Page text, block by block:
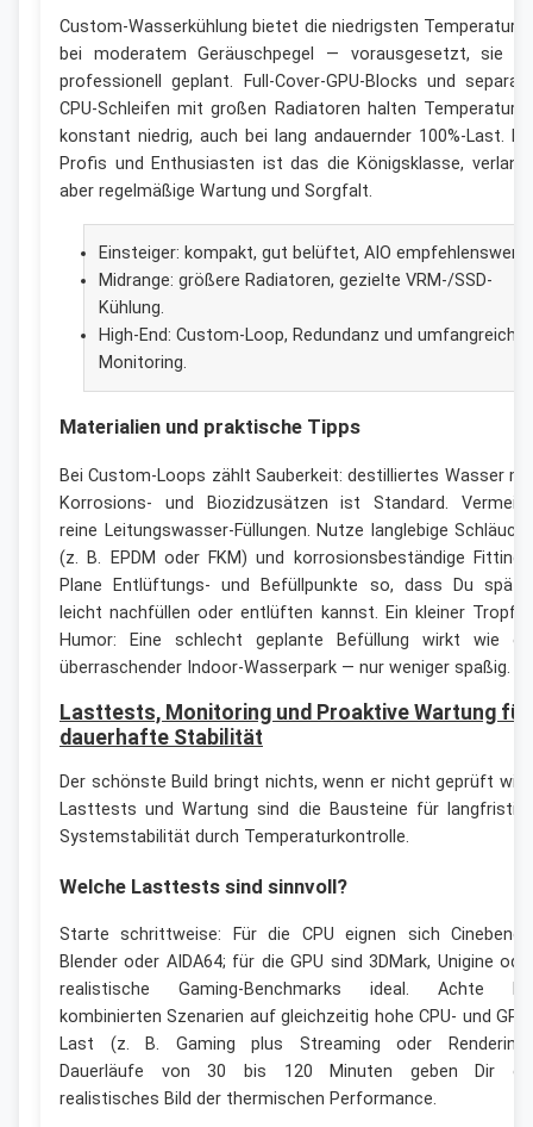
Custom-Wasserkühlung bietet die niedrigsten
bei moderatem Geräuschpegel — vorausgesetzt, sie
professionell geplant. Full-Cover-GPU-Blocks und
CPU-Schleifen mit großen Radiatoren halten
konstant niedrig, auch bei lang andauernder 100%-Last.
Profis und Enthusiasten ist das die Königsklasse,
aber regelmäßige Wartung und Sorgfalt.
Einsteiger: kompakt, gut belüftet, AIO empfehlenswert.
Midrange: größere Radiatoren, gezielte VRM-/SSD-
Kühlung.
High-End: Custom-Loop, Redundanz und
Monitoring.
Materialien und praktische Tipps
Bei Custom-Loops zählt Sauberkeit: destilliertes Wasser
Korrosions- und Biozidzusätzen ist Standard.
reine Leitungswasser-Füllungen. Nutze langlebige
(z. B. EPDM oder FKM) und korrosionsbeständige
Plane Entlüftungs- und Befüllpunkte so, dass Du
leicht nachfüllen oder entlüften kannst. Ein kleiner
Humor: Eine schlecht geplante Befüllung wirkt wie
überraschender Indoor-Wasserpark — nur weniger spaßig.
Lasttests, Monitoring und Proaktive Wartung für
dauerhafte Stabilität
Der schönste Build bringt nichts, wenn er nicht geprüft
Lasttests und Wartung sind die Bausteine für
Systemstabilität durch Temperaturkontrolle.
Welche Lasttests sind sinnvoll?
Starte schrittweise: Für die CPU eignen sich
Blender oder AIDA64; für die GPU sind 3DMark, Unigine
realistische Gaming-Benchmarks ideal. Achte
kombinierten Szenarien auf gleichzeitig hohe CPU- und
Last (z. B. Gaming plus Streaming oder
Dauerläufe von 30 bis 120 Minuten geben Dir
realistisches Bild der thermischen Performance.